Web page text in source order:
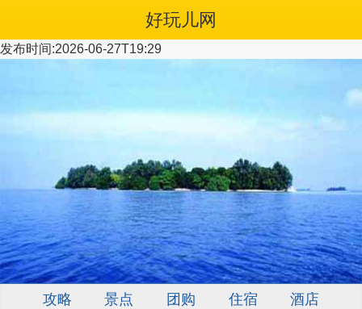
好玩儿网
发布时间:2026-06-27T19:29
攻略 景点 团购 住宿
酒店